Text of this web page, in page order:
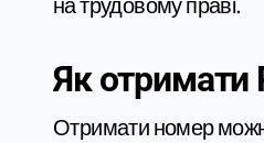
Як
Отримати номер